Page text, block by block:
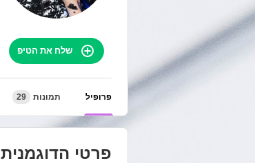
שלח את הטיפ
פרופיל תמונות 29
פרטי הדוגמנית